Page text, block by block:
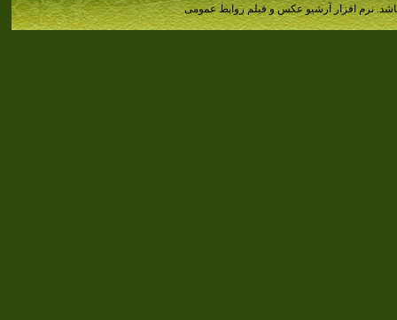
نرم افزار آرشیو عکس و فیلم روابط عمومی